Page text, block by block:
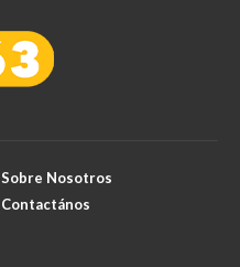
Sobre Nosotros
Contactános